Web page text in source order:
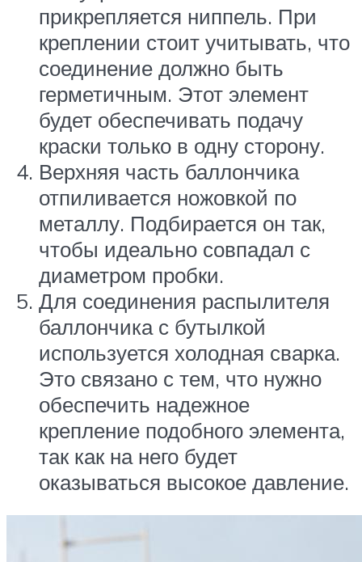
прикрепляется ниппель. При
креплении стоит учитывать, что
соединение должно быть
герметичным. Этот элемент
будет обеспечивать подачу
краски только в одну сторону.
Верхняя часть баллончика
отпиливается ножовкой по
металлу. Подбирается он так,
чтобы идеально совпадал с
диаметром пробки.
Для соединения распылителя
баллончика с бутылкой
используется холодная сварка.
Это связано с тем, что нужно
обеспечить надежное
крепление подобного элемента,
так как на него будет
оказываться высокое давление.